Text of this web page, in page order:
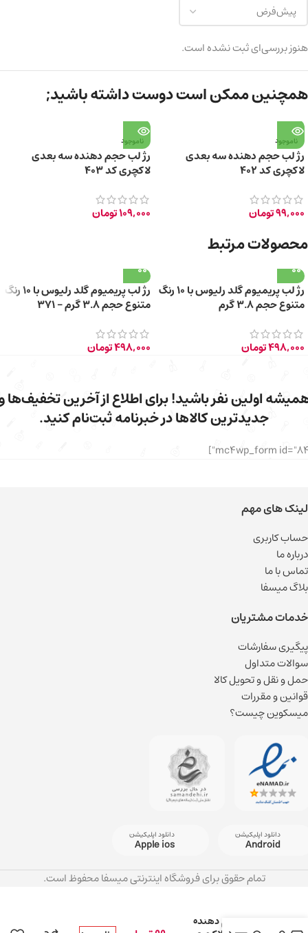
هنوز بررسی‌ای ثبت نشده است.
همچنین ممکن است دوست داشته باشید;
ناموجود
رژ لب حجم دهنده سه بعدی
لاکچری کد 402
99,000تومان
ناموجود
رژ لب حجم دهنده سه بعدی
لاکچری کد 403
109,000تومان
محصولات مرتبط
رژ لب پریمیوم گلد رلیوس با 10 رنگ
متنوع حجم 3.8 گرم
498,000تومان
رژ لب پریمیوم گلد رلیوس با 10 رنگ
متنوع حجم 3.8 گرم – 371
498,000تومان
اولین نفر باشید! برای اطلاع از آخرین تخفیف‌ها
جدیدترین کالاها در خبرنامه ثبت‌نام کنید.
لینک های مهم
حساب کاربری
درباره ما
تماس با ما
بلاگ میسفا
خدمات مشتریان
پیگیری سفارشات
سوالات متداول
حمل و نقل و تحویل کالا
قوانین و مقررات
میسکوین چیست؟
دانلود اپلیکیشن
Android
دانلود اپلیکیشن
Apple ios
تمام حقوق برای فروشگاه اینترنتی میسفا محفوظ است.
رژ لب حجم دهنده